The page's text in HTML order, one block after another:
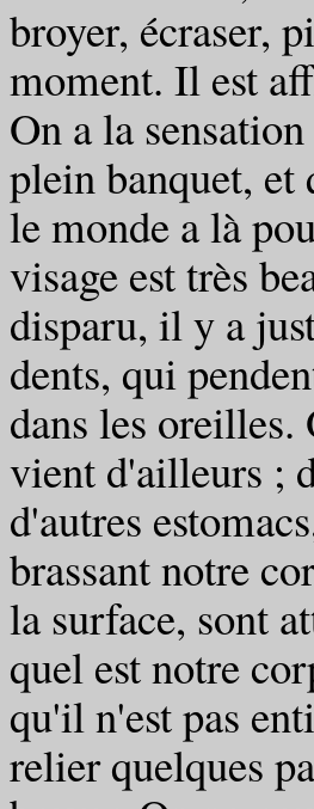
broyer, écraser,
moment. Il est
On a la
plein banquet,
le monde a là
visage est très
disparu, il y a
dents, qui
dans les
vient d'ailleurs ;
d'autres
brassant notre
la surface, sont
quel est notre
qu'il n'est pas
relier quelques